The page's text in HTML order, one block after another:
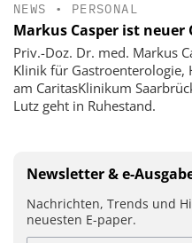
NEWS • PERSONAL
Markus Casper ist neuer
Priv.-Doz. Dr. med. Markus
Klinik für
am CaritasKlinikum
Lutz geht in Ruhestand.
Newsletter & e-
Nachrichten, Trends und
neuesten E-paper.